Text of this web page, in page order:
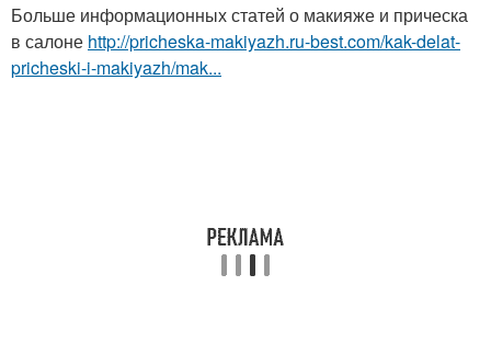
Больше информационных статей о макияже и прическа
в салоне http://pricheska-makiyazh.ru-best.com/kak-delat-
pricheski-i-makiyazh/mak...